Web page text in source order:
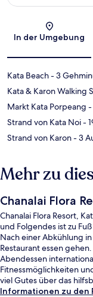
In der Umgebung
Kata Beach- 3
Kata & Karon Walking
Markt Kata Porpeang -
Strand von Kata Noi-
Strand von Karon- 3
Mehr zu
Chanalai Flora
Chanalai Flora Resort,
und Folgendes ist zu
Nach einer Abkühlung
Restaurant essen
Abendessen
Fitnessmöglichkeiten
viel Gutes über das
Informationen zu den